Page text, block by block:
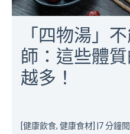
「四物湯」
師：這些體
越多！
[健康飲食, 健康食材] 7 分鐘